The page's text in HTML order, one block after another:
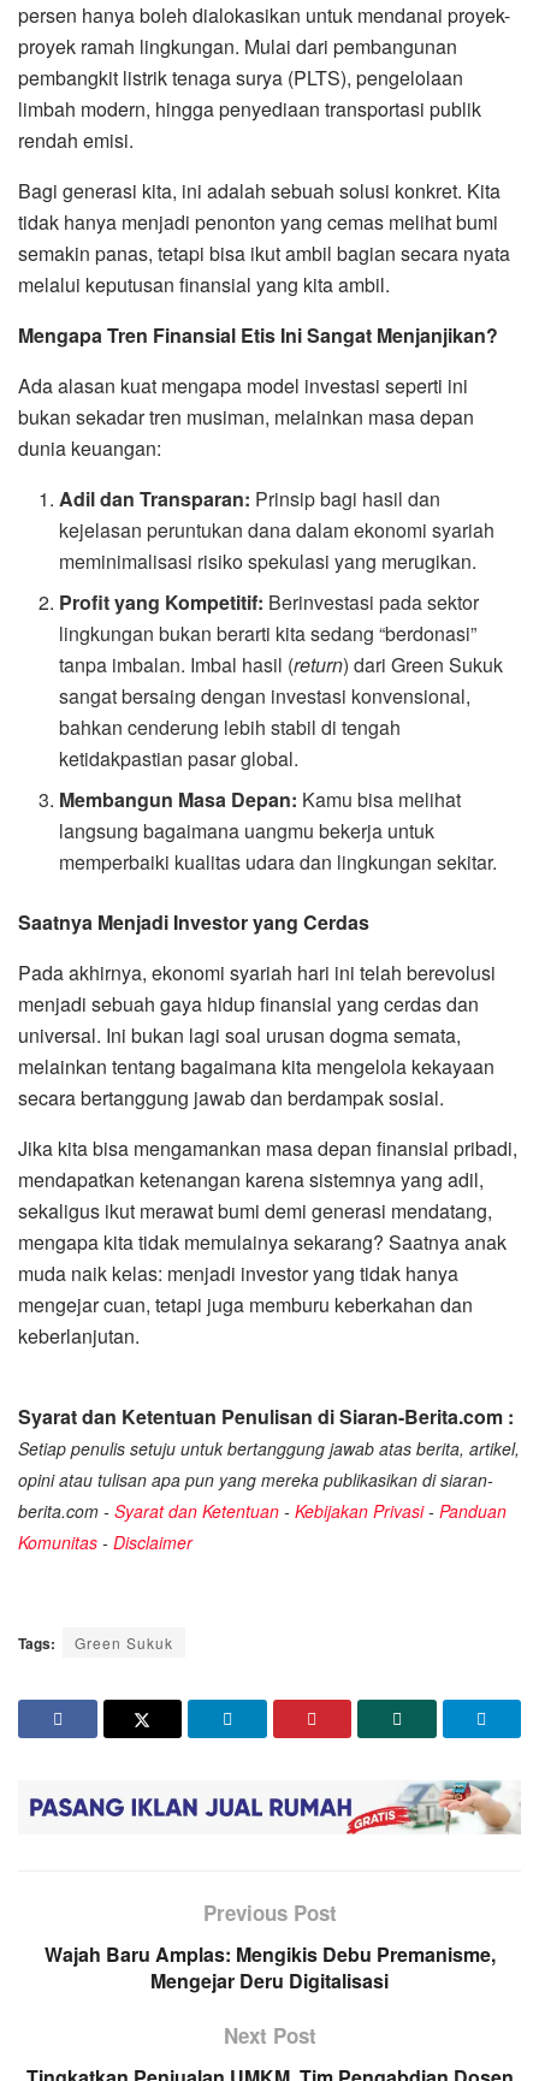
persen hanya boleh dialokasikan untuk mendanai proyek-
proyek ramah lingkungan. Mulai dari pembangunan
pembangkit listrik tenaga surya (PLTS), pengelolaan
limbah modern, hingga penyediaan transportasi publik
rendah emisi.
Bagi generasi kita, ini adalah sebuah solusi konkret. Kita
tidak hanya menjadi penonton yang cemas melihat bumi
semakin panas, tetapi bisa ikut ambil bagian secara nyata
melalui keputusan finansial yang kita ambil.
Mengapa Tren Finansial Etis Ini Sangat Menjanjikan?
Ada alasan kuat mengapa model investasi seperti ini
bukan sekadar tren musiman, melainkan masa depan
dunia keuangan:
Adil dan Transparan: Prinsip bagi hasil dan
kejelasan peruntukan dana dalam ekonomi syariah
meminimalisasi risiko spekulasi yang merugikan.
Profit yang Kompetitif: Berinvestasi pada sektor
lingkungan bukan berarti kita sedang “berdonasi”
tanpa imbalan. Imbal hasil (return) dari Green Sukuk
sangat bersaing dengan investasi konvensional,
bahkan cenderung lebih stabil di tengah
ketidakpastian pasar global.
Membangun Masa Depan: Kamu bisa melihat
langsung bagaimana uangmu bekerja untuk
memperbaiki kualitas udara dan lingkungan sekitar.
Saatnya Menjadi Investor yang Cerdas
Pada akhirnya, ekonomi syariah hari ini telah berevolusi
menjadi sebuah gaya hidup finansial yang cerdas dan
universal. Ini bukan lagi soal urusan dogma semata,
melainkan tentang bagaimana kita mengelola kekayaan
secara bertanggung jawab dan berdampak sosial.
Jika kita bisa mengamankan masa depan finansial pribadi,
mendapatkan ketenangan karena sistemnya yang adil,
sekaligus ikut merawat bumi demi generasi mendatang,
mengapa kita tidak memulainya sekarang? Saatnya anak
muda naik kelas: menjadi investor yang tidak hanya
mengejar cuan, tetapi juga memburu keberkahan dan
keberlanjutan.
Syarat dan Ketentuan Penulisan di Siaran-Berita.com :
Setiap penulis setuju untuk bertanggung jawab atas berita, artikel,
opini atau tulisan apa pun yang mereka publikasikan di siaran-
berita.com - Syarat dan Ketentuan - Kebijakan Privasi- Panduan
Komunitas - Disclaimer
Tags: Green Sukuk
Previous Post
Wajah Baru Amplas: Mengikis Debu Premanisme,
Mengejar Deru Digitalisasi
Next Post